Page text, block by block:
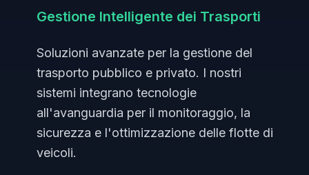
Gestione Intelligente dei Trasporti
Soluzioni avanzate per la gestione del
trasporto pubblico e privato. I nostri
sistemi integrano tecnologie
all'avanguardia per il monitoraggio, la
sicurezza e l'ottimizzazione delle flotte di
veicoli.